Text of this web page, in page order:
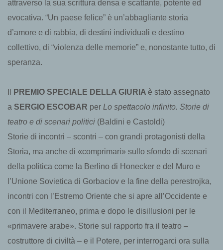
attraverso la sua scrittura densa e scattante, potente ed
evocativa. “Un paese felice” è un’abbagliante storia
d’amore e di rabbia, di destini individuali e destino
collettivo, di “violenza delle memorie” e, nonostante tutto, di
speranza.
PREMIO SPECIALE DELLA GIURIA è stato assegnato
a SERGIO ESCOBAR per Lo spettacolo infinito. Storie di
teatro e di scenari politici (Baldini e Castoldi)
Storie di incontri – scontri – con grandi protagonisti della
Storia, ma anche di «comprimari» sullo sfondo di scenari
della politica come la Berlino di Honecker e del Muro e
l’Unione Sovietica di Gorbaciov e la fine della perestrojka,
incontri con l’Estremo Oriente che si apre all’Occidente e
con il Mediterraneo, prima e dopo le disillusioni per le
«primavere arabe». Storie sul rapporto fra il teatro –
costruttore di civiltà – e il Potere, per interrogarci ora sulla